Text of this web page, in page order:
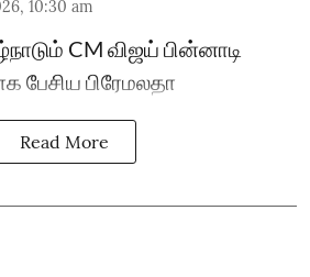
10:30 am
CM விஜய் பின்னாடி
பேசிய பிரேமலதா
Read More